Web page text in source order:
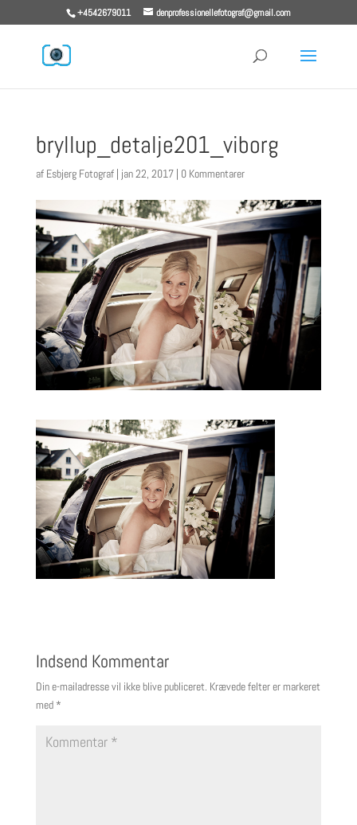
+4542679011 denprofessionellefotograf@gmail.com
bryllup_detalje201_viborg
af Esbjerg Fotograf| jan 22, 2017| 0 Kommentarer
Indsend Kommentar
Din e-mailadresse vil ikke blive publiceret. Krævede felter er markeret
med *